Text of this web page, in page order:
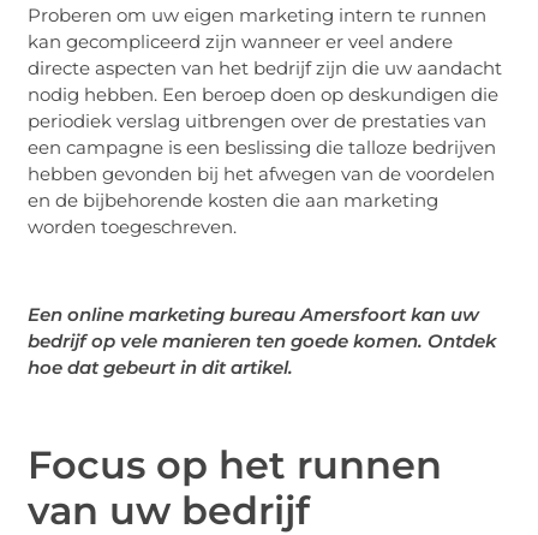
Proberen om uw eigen marketing intern te runnen
kan gecompliceerd zijn wanneer er veel andere
directe aspecten van het bedrijf zijn die uw aandacht
nodig hebben. Een beroep doen op deskundigen die
periodiek verslag uitbrengen over de prestaties van
een campagne is een beslissing die talloze bedrijven
hebben gevonden bij het afwegen van de voordelen
en de bijbehorende kosten die aan marketing
worden toegeschreven.
Een online marketing bureau Amersfoort kan uw
bedrijf op vele manieren ten goede komen. Ontdek
hoe dat gebeurt in dit artikel.
Focus op het runnen
van uw bedrijf